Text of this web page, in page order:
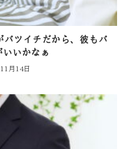
ツイチだから、彼もバ
いいかなぁ
月14日